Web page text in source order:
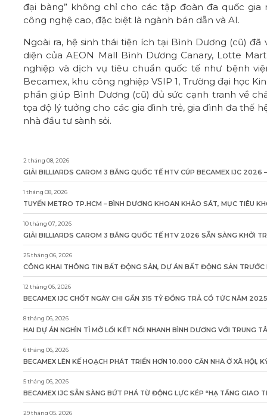
đại bàng” không chỉ cho các tập đoàn đa quốc
công nghệ cao, đặc biệt là ngành bán dẫn và AI.
Ngoài ra, hệ sinh thái tiện ích tại Bình Dương (cũ)
diện của AEON Mall Bình Dương Canary, Lotte
nghiệp và dịch vụ tiêu chuẩn quốc tế như bệnh
Becamex, khu công nghiệp VSIP 1, Trường đại học
phần giúp Bình Dương (cũ) đủ sức cạnh tranh về
tọa độ lý tưởng cho các gia đình trẻ, gia đình đa thế
nhà đầu tư sành sỏi.
2 tháng 08, 2026
GIẢI BILLIARDS CAROM 3 BĂNG QUỐC TẾ HTV CÚP BECAMEX IJC 2026
1 tháng 08, 2026
TUYẾN METRO TP.HCM – BÌNH DƯƠNG KHOAN KHẢO SÁT, MỤC TIÊU
10 tháng 07, 2026
GIẢI BILLIARDS CAROM 3 BĂNG QUỐC TẾ HTV 2026 SẴN SÀNG KHỞI
25 tháng 06, 2026
CÔNG KHAI THÔNG TIN BẤT ĐỘNG SẢN, DỰ ÁN BẤT ĐỘNG SẢN
12 tháng 06, 2026
BECAMEX IJC CHỐT NGÀY CHI GẦN 315 TỶ ĐỒNG TRẢ CỔ TỨC NĂM 2025
8 tháng 06, 2026
HAI DỰ ÁN NGHÌN TỈ MỞ LỐI KẾT NỐI NHANH BÌNH DƯƠNG VỚI TRUNG
6 tháng 06, 2026
BECAMEX LÊN KẾ HOẠCH PHÁT TRIỂN HƠN 10.000 CĂN NHÀ Ở XÃ
5 tháng 06, 2026
BECAMEX IJC SẴN SÀNG BỨT PHÁ TỪ ĐỘNG LỰC KÉP “HẠ TẦNG GIAO
29 tháng 05, 2026